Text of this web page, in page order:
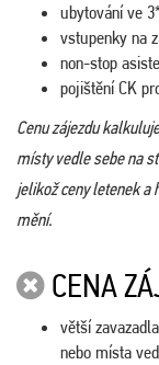
ubytování ve
vstupenky na
non-stop
pojištění CK
Cenu zájezdu
místy vedle sebe na
jelikož ceny letenek a
mění.
CENA
větší
nebo místa